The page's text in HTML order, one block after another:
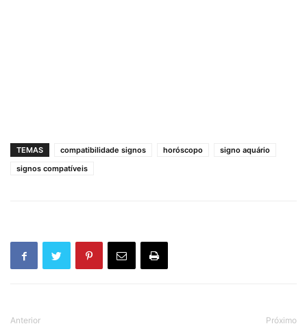
TEMAS compatibilidade signos horóscopo
signo aquário
signos compatíveis
Anterior Próximo